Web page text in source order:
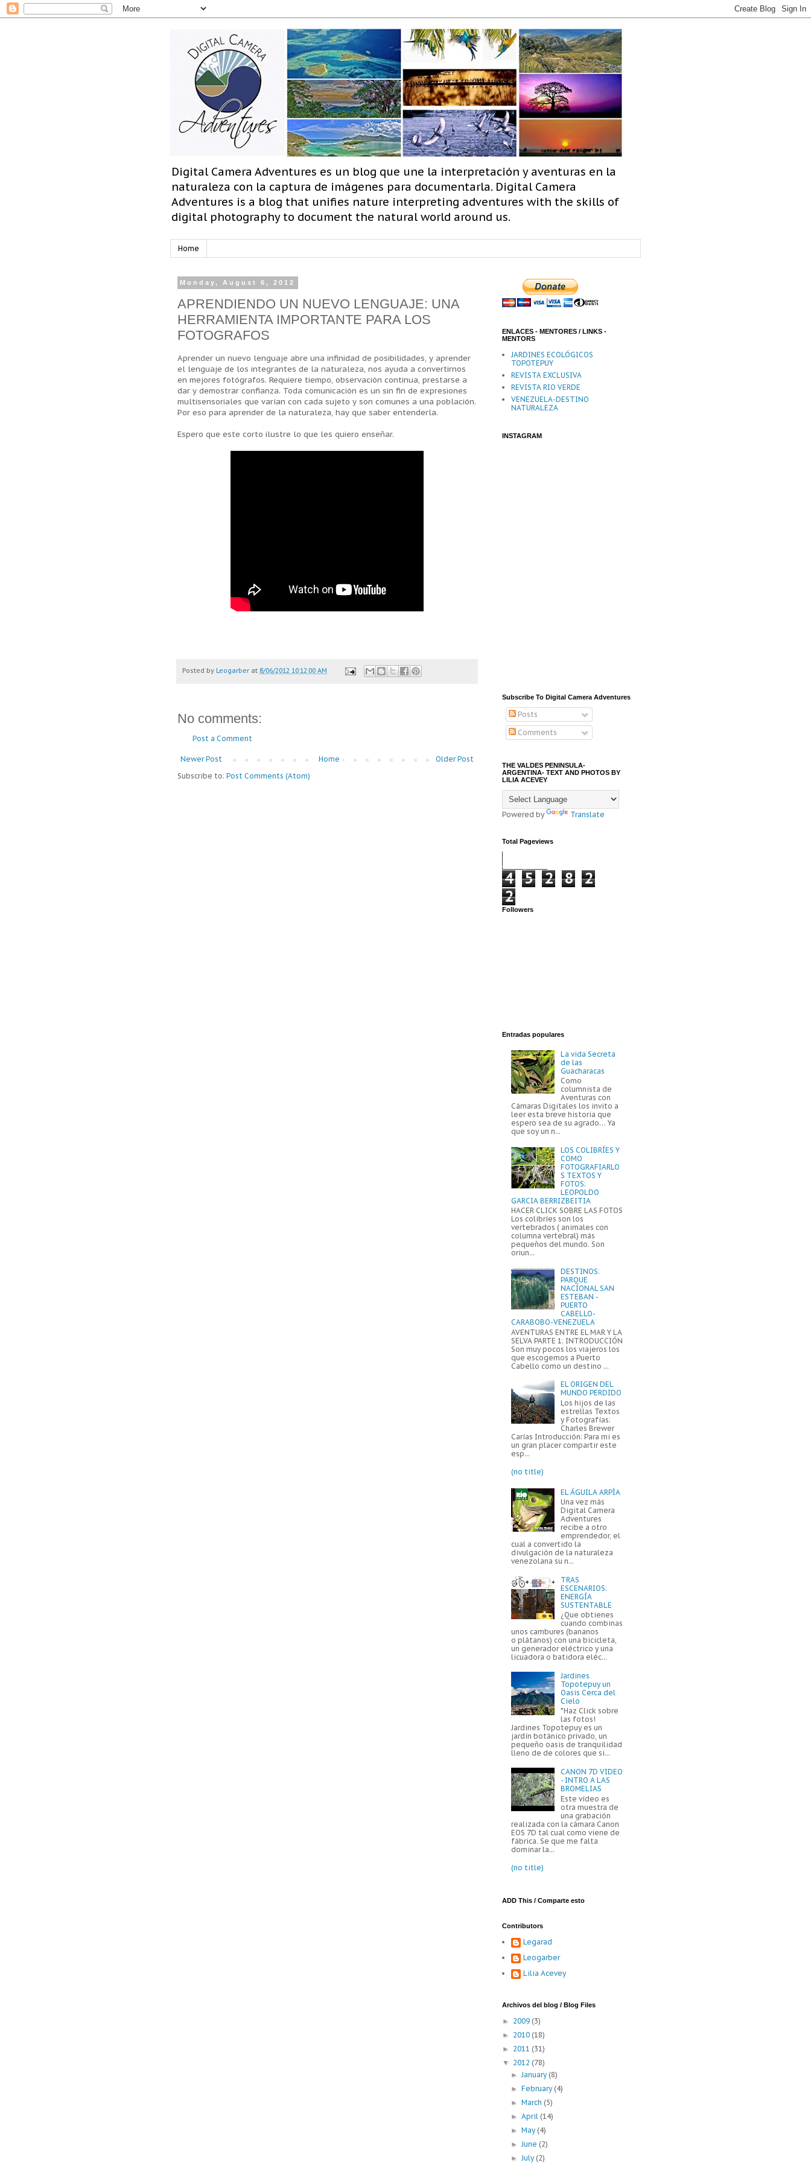
Digital Camera Adventures es un blog que une la interpretación y aventuras en la
naturaleza con la captura de imágenes para documentarla. Digital Camera
Adventures is a blog that unifies nature interpreting adventures with the skills of
digital photography to document the natural world around us.
Home
Monday, August 6, 2012
APRENDIENDO UN NUEVO LENGUAJE: UNA
HERRAMIENTA IMPORTANTE PARA LOS
FOTOGRAFOS
Aprender un nuevo lenguaje abre una infinidad de posibilidades, y aprender
el lenguaje de los integrantes de la naturaleza, nos ayuda a convertirnos
en mejores fotógrafos. Requiere tiempo, observación continua, prestarse a
dar y demostrar confianza. Toda comunicación es un sin fin de expresiones
multisensoriales que varían con cada sujeto y son comunes a una población.
Por eso para aprender de la naturaleza, hay que saber entenderla.
Espero que este corto ilustre lo que les quiero enseñar.
Posted by Leogarber at 8/06/2012 10:12:00 AM
No comments:
Post a Comment
Newer Post Older Post
Home
Subscribe to: Post Comments (Atom)
ENLACES - MENTORES / LINKS -
MENTORS
JARDINES ECOLÓGICOS
TOPOTEPUY
REVISTA EXCLUSIVA
REVISTA RIO VERDE
VENEZUELA-DESTINO
NATURALEZA
INSTAGRAM
Subscribe To Digital Camera Adventures
Posts
Comments
THE VALDES PENINSULA-
ARGENTINA- TEXT AND PHOTOS BY
LILIA ACEVEY
Powered by Translate
Total Pageviews
4 5 2 8
2
2
Followers
Entradas populares
La vida Secreta
de las
Guacharacas
Como
columnista de
Aventuras con
Cámaras Digitales los invito a
leer esta breve historia que
espero sea de su agrado… Ya
que soy un n...
LOS COLIBRÍES Y
COMO
FOTOGRAFIARLO
S TEXTOS Y
FOTOS:
LEOPOLDO
GARCIA BERRIZBEITIA
HACER CLICK SOBRE LAS FOTOS
Los colibríes son los
vertebrados ( animales con
columna vertebral) más
pequeños del mundo. Son
oriun...
DESTINOS:
PARQUE
NACIONAL SAN
ESTEBAN -
PUERTO
CABELLO-
CARABOBO-VENEZUELA
AVENTURAS ENTRE EL MAR Y LA
SELVA PARTE 1: INTRODUCCIÓN
Son muy pocos los viajeros los
que escogemos a Puerto
Cabello como un destino ...
EL ORIGEN DEL
MUNDO PERDIDO
Los hijos de las
estrellas Textos
y Fotografías:
Charles Brewer
Carías Introducción: Para mi es
un gran placer compartir este
esp...
(no title)
EL ÁGUILA ARPÌA
Una vez más
Digital Camera
Adventures
recibe a otro
emprendedor, el
cual a convertido la
divulgación de la naturaleza
venezolana su n...
TRAS
ESCENARIOS:
ENERGÍA
SUSTENTABLE
¿Que obtienes
cuando combinas
unos cambures (bananos
o plátanos) con una bicicleta,
un generador eléctrico y una
licuadora o batidora eléc...
Jardines
Topotepuy un
Oasis Cerca del
Cielo
*Haz Click sobre
las fotos!
Jardines Topotepuy es un
jardín botánico privado, un
pequeño oasis de tranquilidad
lleno de de colores que si...
CANON 7D VIDEO
- INTRO A LAS
BROMELIAS
Este vídeo es
otra muestra de
una grabación
realizada con la cámara Canon
EOS 7D tal cual como viene de
fábrica. Se que me falta
dominar la...
(no title)
ADD This / Comparte esto
Contributors
Legarad
Leogarber
Lilia Acevey
Archivos del blog / Blog Files
► 2009 (3)
► 2010 (18)
► 2011 (31)
▼ 2012 (78)
►January (8)
► February (4)
► March (5)
►April (14)
► May (4)
►June (2)
►July (2)